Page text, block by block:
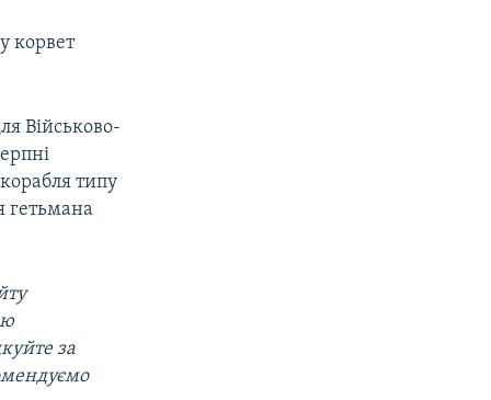
корвет
Військово-
типу
гетьмана
за